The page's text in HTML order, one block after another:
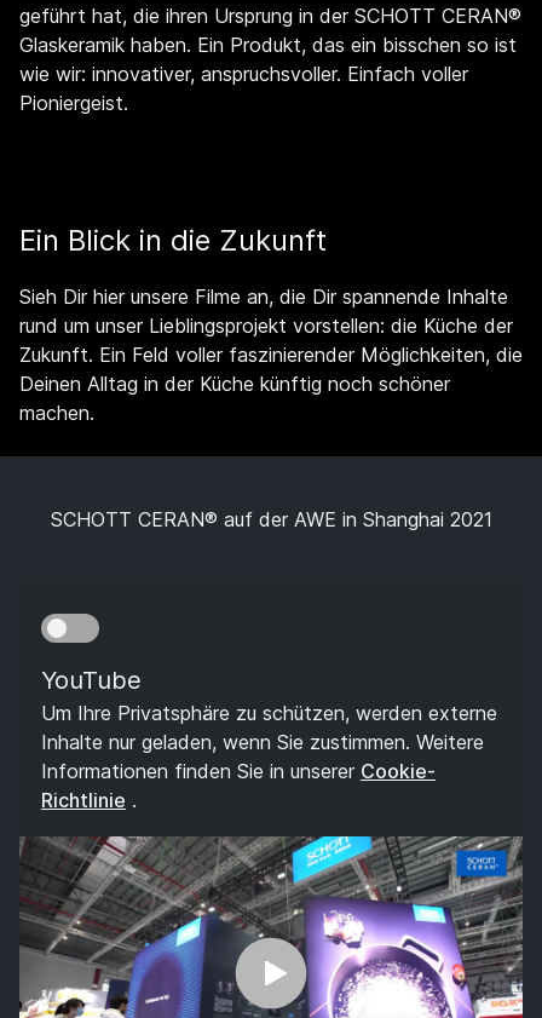
geführt hat, die ihren Ursprung in der SCHOTT CERAN®
Glaskeramik haben. Ein Produkt, das ein bisschen so ist
wie wir: innovativer, anspruchsvoller. Einfach voller
Pioniergeist.
Ein Blick in die Zukunft
Sieh Dir hier unsere Filme an, die Dir spannende Inhalte
rund um unser Lieblingsprojekt vorstellen: die Küche der
Zukunft. Ein Feld voller faszinierender Möglichkeiten, die
Deinen Alltag in der Küche künftig noch schöner
machen.
SCHOTT CERAN® auf der AWE in Shanghai 2021
YouTube
Um Ihre Privatsphäre zu schützen, werden externe
Inhalte nur geladen, wenn Sie zustimmen. Weitere
Informationen finden Sie in unserer Cookie-
Richtlinie .